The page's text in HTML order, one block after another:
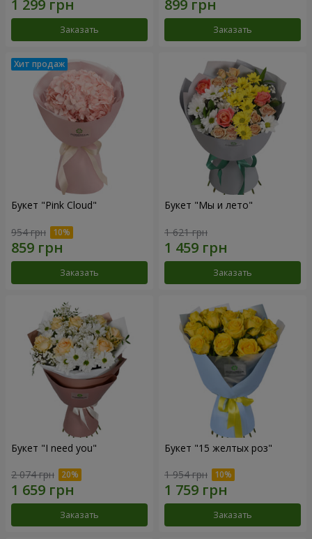
Заказать Заказать
Букет "Pink Cloud"
954 грн
Заказать
Букет "Мы и лето"
1 621 грн
Заказать
Букет "I need you"
2 074 грн
Заказать
Букет "15 желтых роз"
1 954 грн
Заказать